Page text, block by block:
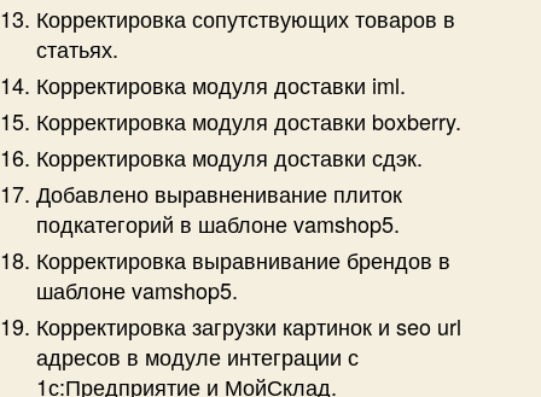
Корректировка сопутствующих товаров в
статьях.
Корректировка модуля доставки iml.
Корректировка модуля доставки boxberry.
Корректировка модуля доставки сдэк.
Добавлено выравненивание плиток
подкатегорий в шаблоне vamshop5.
Корректировка выравнивание брендов в
шаблоне vamshop5.
Корректировка загрузки картинок и seo url
адресов в модуле интеграции с
1с:Предприятие и МойСклад.